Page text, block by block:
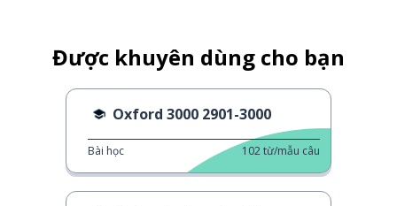
Được khuyên dùng cho bạn
Oxford 3000 2901-3000
Bài học 102từ/mẫu câu